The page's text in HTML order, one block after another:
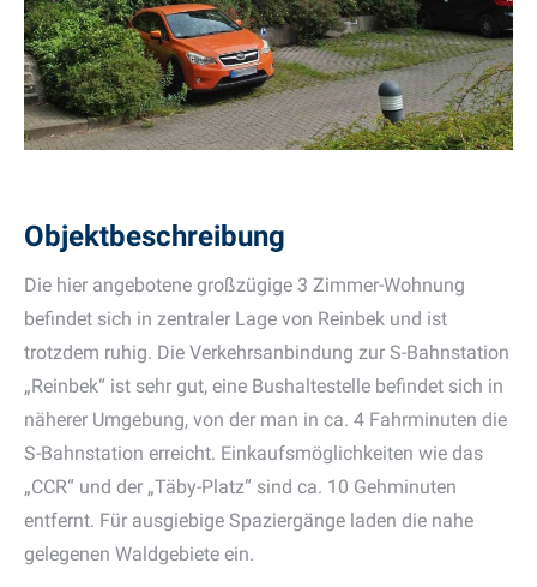
Objektbeschreibung
Die hier angebotene großzügige 3 Zimmer-Wohnung
befindet sich in zentraler Lage von Reinbek und ist
trotzdem ruhig. Die Verkehrsanbindung zur S-Bahnstation
„Reinbek“ ist sehr gut, eine Bushaltestelle befindet sich in
näherer Umgebung, von der man in ca. 4 Fahrminuten die
S-Bahnstation erreicht. Einkaufsmöglichkeiten wie das
„CCR“ und der „Täby-Platz“ sind ca. 10 Gehminuten
entfernt. Für ausgiebige Spaziergänge laden die nahe
gelegenen Waldgebiete ein.